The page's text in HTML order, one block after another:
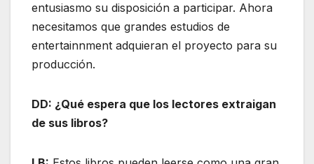
entusiasmo su disposición a participar. Ahora
necesitamos que grandes estudios de
entertainnment adquieran el proyecto para su
producción.
DD: ¿Qué espera que los lectores extraigan
de sus libros?